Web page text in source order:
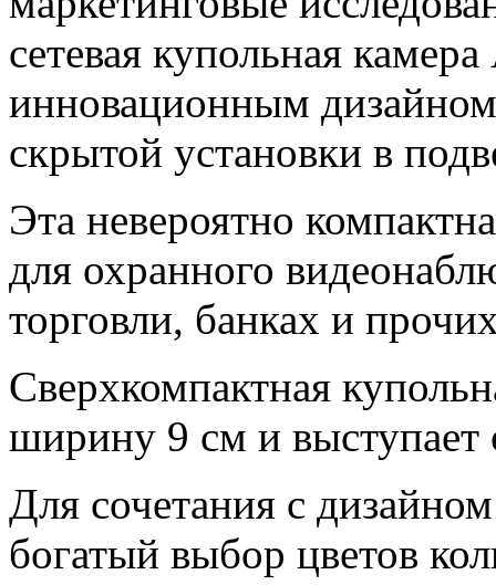
сетевая купольная
инновационным дизайном
скрытой установки в
Эта невероятно
для охранного
торговли, банках и
Сверхкомпактная
ширину 9 см и выступает
Для сочетания с
богатый выбор цветов